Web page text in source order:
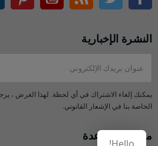
النشرة الإخبارية
يمكنك إلغاء الاشتراك في أي لحظة. لهذا الغرض ،
الخاصة بنا في الإشعار القانوني.
مركز المساعدة